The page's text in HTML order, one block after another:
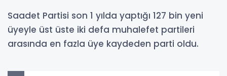
Saadet Partisi son 1 yılda yaptığı 127 bin yeni
üyeyle üst üste iki defa muhalefet partileri
arasında en fazla üye kaydeden parti oldu.